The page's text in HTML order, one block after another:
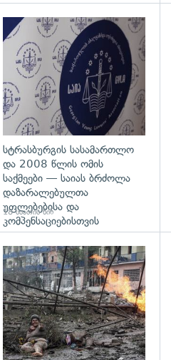
გადახედვა
სტრასბურგის სასამართლო
და 2008 წლის ომის
საქმეები — საიას ბრძოლა
დაზარალებულთა
უფლებებისა და
კომპენსაციებისთვის
18 საათის წინ